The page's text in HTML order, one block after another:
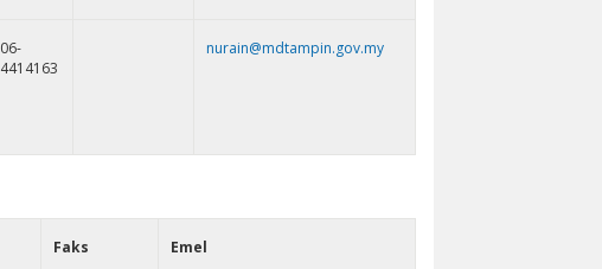
06-
4414163
nurain@mdtampin.gov.my
Faks Emel